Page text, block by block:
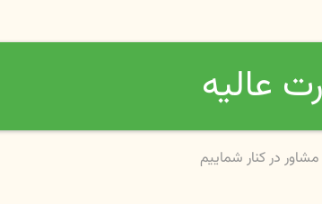
عالیه
در کنار شماییم